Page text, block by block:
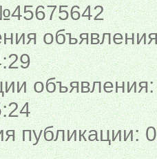
объявления:
публикации: